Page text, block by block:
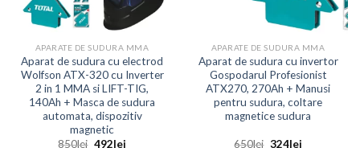
APARATE DE SUDURA MMA
Aparat de sudura cu electrod
Wolfson ATX-320 cu Inverter
2 in 1 MMA si LIFT-TIG,
140Ah + Masca de sudura
automata, dispozitiv
magnetic
850lei Prețul
492leiPrețul
APARATE DE SUDURA MMA
Aparat de sudura cu invertor
Gospodarul Profesionist
ATX270, 270Ah + Manusi
pentru sudura, coltare
magnetice sudura
650lei Prețul
324leiPrețul